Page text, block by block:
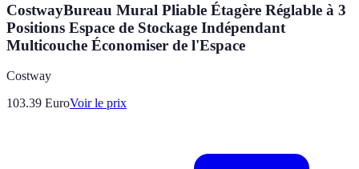
CostwayBureau Mural Pliable Étagère Réglable à 3
Positions Espace de Stockage Indépendant
Multicouche Économiser de l'Espace
Costway
103.39 EuroVoir le prix